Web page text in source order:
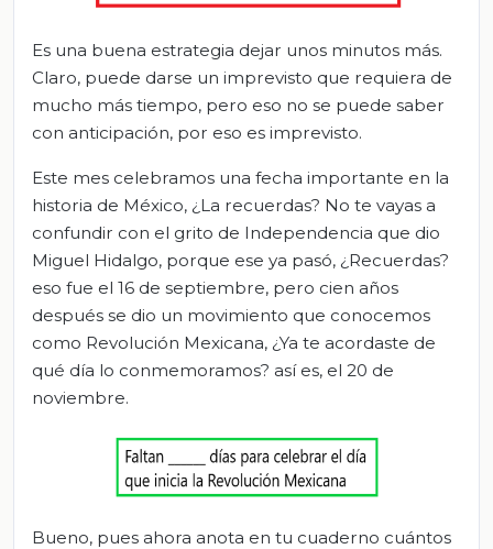
Es una buena estrategia dejar unos minutos más.
Claro, puede darse un imprevisto que requiera de
mucho más tiempo, pero eso no se puede saber
con anticipación, por eso es imprevisto.
Este mes celebramos una fecha importante en la
historia de México, ¿La recuerdas? No te vayas a
confundir con el grito de Independencia que dio
Miguel Hidalgo, porque ese ya pasó, ¿Recuerdas?
eso fue el 16 de septiembre, pero cien años
después se dio un movimiento que conocemos
como Revolución Mexicana, ¿Ya te acordaste de
qué día lo conmemoramos? así es, el 20 de
noviembre.
Bueno, pues ahora anota en tu cuaderno cuántos